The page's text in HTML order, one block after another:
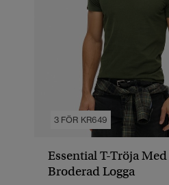
3 FÖR KR649
Essential T-Tröja Med
Broderad Logga